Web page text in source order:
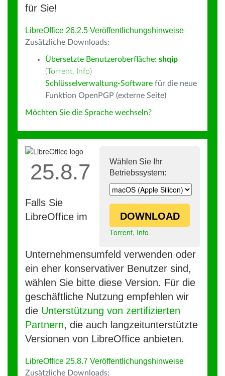
für Sie!
LibreOffice 26.2.5 Veröffentlichungshinweise
Zusätzliche Downloads:
Übersetzte Benutzeroberfläche: shqip
(Torrent, Info)
Schlüsselverwaltung-Software für die neue
Funktion OpenPGP (externe Seite)
Möchten Sie die Sprache wechseln?
Wählen Sie Ihr
Betriebssystem:
DOWNLOAD
Torrent, Info
25.8.7
Falls Sie
LibreOffice im
Unternehmensumfeld verwenden oder
ein eher konservativer Benutzer sind,
wählen Sie bitte diese Version. Für die
geschäftliche Nutzung empfehlen wir
die Unterstützung von zertifizierten
Partnern, die auch langzeitunterstützte
Versionen von LibreOffice anbieten.
LibreOffice 25.8.7 Veröffentlichungshinweise
Zusätzliche Downloads: